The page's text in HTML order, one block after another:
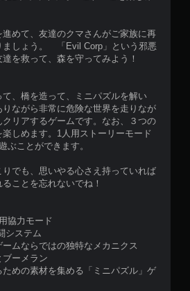
めて、友達のクマさんがご家族に再
ましょう。 「Evil Corp」という邪悪
を救って、森を守ってみよう！
、橋を造って、ミニパズルを解い
ながら非常に危険な世界を走りなが
クリアするゲームです。なお、３つの
しめます。1人用ストーリーモード
ぶことができます。
でも、思いやる心さえ持っていれば
ことを忘れないでね！
協力モード
システム
ームならではの独特なメカニクス
ブーメラン
ための素材を集める「ミニパズル」ゲ